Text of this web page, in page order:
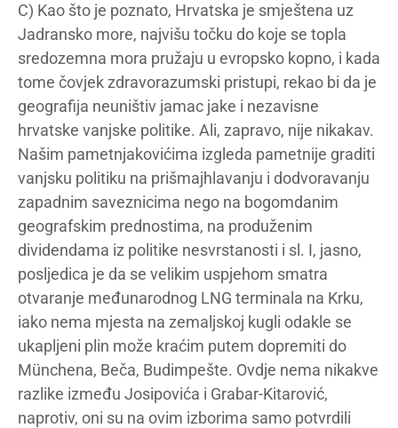
C) Kao što je poznato, Hrvatska je smještena uz
Jadransko more, najvišu točku do koje se topla
sredozemna mora pružaju u evropsko kopno, i kada
tome čovjek zdravorazumski pristupi, rekao bi da je
geografija neuništiv jamac jake i nezavisne
hrvatske vanjske politike. Ali, zapravo, nije nikakav.
Našim pametnjakovićima izgleda pametnije graditi
vanjsku politiku na prišmajhlavanju i dodvoravanju
zapadnim saveznicima nego na bogomdanim
geografskim prednostima, na produženim
dividendama iz politike nesvrstanosti i sl. I, jasno,
posljedica je da se velikim uspjehom smatra
otvaranje međunarodnog LNG terminala na Krku,
iako nema mjesta na zemaljskoj kugli odakle se
ukapljeni plin može kraćim putem dopremiti do
Münchena, Beča, Budimpešte. Ovdje nema nikakve
razlike između Josipovića i Grabar-Kitarović,
naprotiv, oni su na ovim izborima samo potvrdili